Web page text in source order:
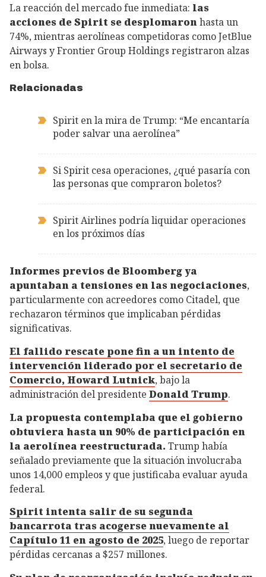
La reacción del mercado fue inmediata: las
acciones de Spirit se desplomaronhasta un
74%, mientras aerolíneas competidoras como JetBlue
Airways y Frontier Group Holdings registraron alzas
en bolsa.
Relacionadas
Spirit en la mira de Trump: “Me encantaría
poder salvar una aerolínea”
Si Spirit cesa operaciones, ¿qué pasaría con
las personas que compraron boletos?
Spirit Airlines podría liquidar operaciones
en los próximos días
Informes previos de Bloomberg ya
apuntaban a tensiones en las negociaciones,
particularmente con acreedores como Citadel, que
rechazaron términos que implicaban pérdidas
significativas.
El fallido rescate pone fin a un intento de
intervención liderado por el secretario de
Comercio, Howard Lutnick, bajo la
administración del presidente Donald Trump.
La propuesta contemplaba que el gobierno
obtuviera hasta un 90% de participación en
la aerolínea reestructurada. Trump había
señalado previamente que la situación involucraba
unos 14,000 empleos y que justificaba evaluar ayuda
federal.
Spirit intenta salir de su segunda
bancarrota tras acogerse nuevamente al
Capítulo 11 en agosto de 2025, luego de reportar
pérdidas cercanas a $257 millones.